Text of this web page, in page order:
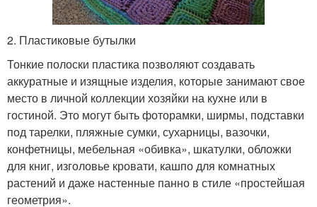
2. Пластиковые бутылки
Тонкие полоски пластика позволяют создавать
аккуратные и изящные изделия, которые занимают свое
место в личной коллекции хозяйки на кухне или в
гостиной. Это могут быть фоторамки, ширмы, подставки
под тарелки, пляжные сумки, сухарницы, вазочки,
конфетницы, мебельная «обивка», шкатулки, обложки
для книг, изголовье кровати, кашпо для комнатных
растений и даже настенные панно в стиле «простейшая
геометрия».